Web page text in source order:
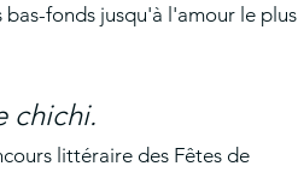
bas-fonds jusqu'à l'amour le plus
chichi.
littéraire des Fêtes de